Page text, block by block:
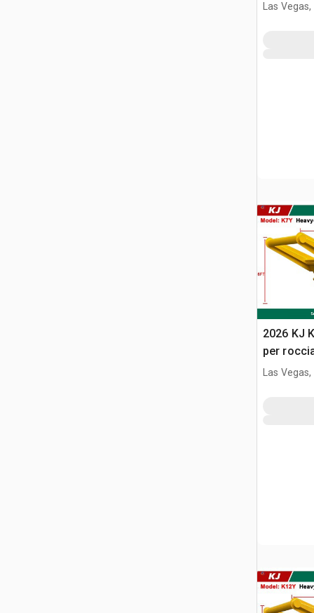
Las Vegas,
2026 KJ
per
Las Vegas,